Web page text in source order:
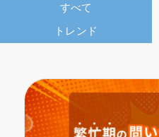
すべて
トレンド